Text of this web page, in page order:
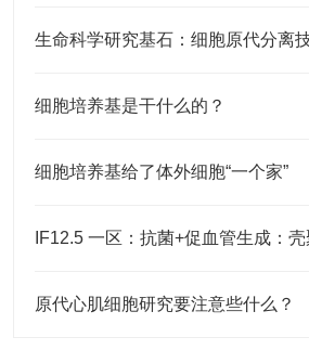
生命科学研究基石：细胞原代分离
细胞培养基是干什么的？
细胞培养基给了体外细胞“一个家”
原代心肌细胞研究要注意些什么？